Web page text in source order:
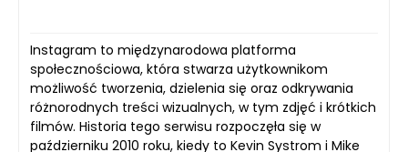
Instagram to międzynarodowa platforma
społecznościowa, która stwarza użytkownikom
możliwość tworzenia, dzielenia się oraz odkrywania
różnorodnych treści wizualnych, w tym zdjęć i krótkich
filmów. Historia tego serwisu rozpoczęła się w
październiku 2010 roku, kiedy to Kevin Systrom i Mike